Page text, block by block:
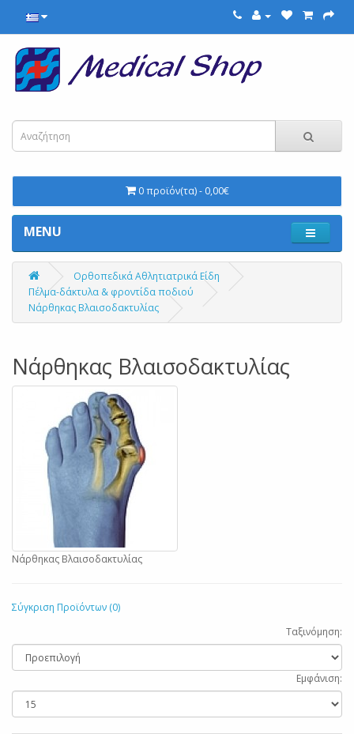
0 προϊόν(τα) - 0,00€
MENU
Ορθοπεδικά Αθλητιατρικά Είδη
Πέλμα-δάκτυλα & φροντίδα ποδιού
Νάρθηκας Βλαισοδακτυλίας
Νάρθηκας Βλαισοδακτυλίας
Νάρθηκας Βλαισοδακτυλίας
Σύγκριση Προϊόντων (0)
Ταξινόμηση:
Εμφάνιση: